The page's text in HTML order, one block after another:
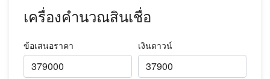
เครื่องคำนวณสินเชื่อ
ข้อเสนอราคา เงินดาวน์